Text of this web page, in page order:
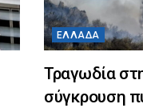
ΕΛΛΆΔΑ
Τραγωδία
σύγκρουση